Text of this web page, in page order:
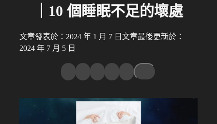
｜10 個睡眠不足的壞處
文章發表於：2024 年 1 月 7 日 文章最後更新於：
2024 年 7 月 5 日